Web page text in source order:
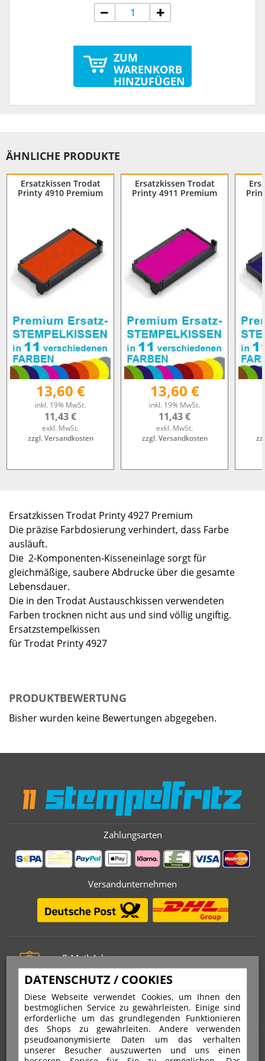
DATENSCHUTZ / COOKIES
Diese Webseite verwendet Cookies, um Ihnen den
bestmöglichen Service zu gewährleisten. Einige sind
erforderliche um das grundlegenden Funktionieren
des Shops zu gewährleiten. Andere verwenden
pseudoanonymisierte Daten um das verhalten
unserer Besucher auszuwerten und uns einen
ZUM
WARENKORB
HINZUFÜGEN
ÄHNLICHE PRODUKTE
Ersatzkissen Trodat
Printy 4910 Premium
13,60 €
inkl. 19% MwSt.
11,43 €
exkl. MwSt.
zzgl. Versandkosten
Ersatzkissen Trodat
Printy 4911 Premium
13,60 €
inkl. 19% MwSt.
11,43 €
exkl. MwSt.
zzgl. Versandkosten
Ersatzkissen Trodat Printy 4927 Premium
Die präzise Farbdosierung verhindert, dass Farbe
ausläuft.
Die 2-Komponenten-Kisseneinlage sorgt für
gleichmäßige, saubere Abdrucke über die gesamte
Lebensdauer.
Die in den Trodat Austauschkissen verwendeten
Farben trocknen nicht aus und sind völlig ungiftig.
Ersatzstempelkissen
für Trodat Printy 4927
PRODUKTBEWERTUNG
Bisher wurden keine Bewertungen abgegeben.
Zahlungsarten
Versandunternehmen
E-Mail-Adresse
info@stempelfritz.de
Telefon
0221 677 812 08
Über uns